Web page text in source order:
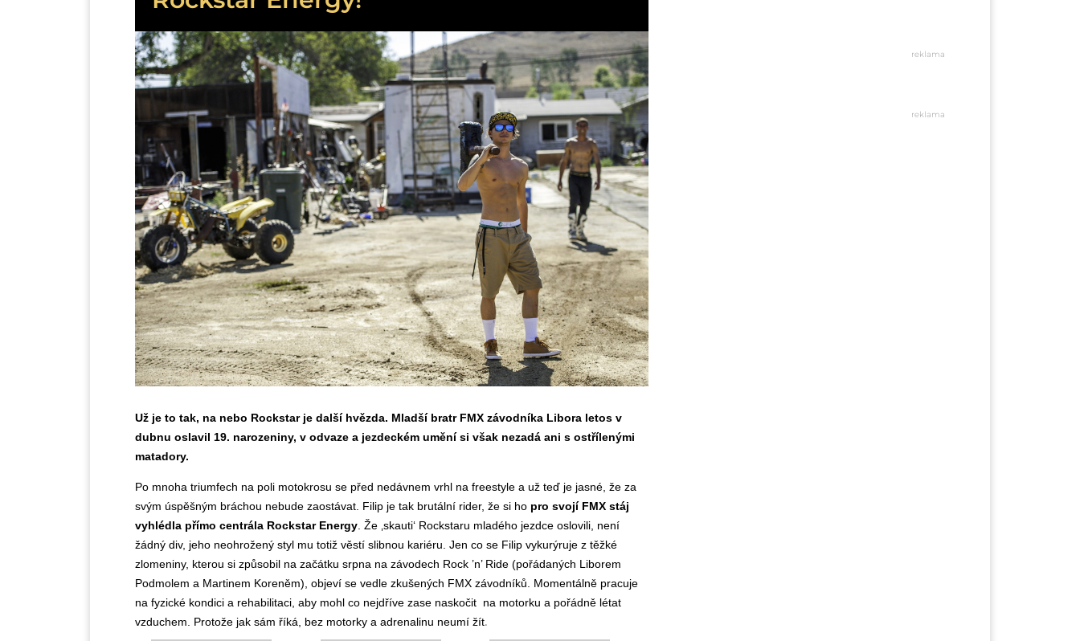
Už je to tak, na nebo Rockstar je další hvězda. Mladší bratr FMX závodníka Libora letos v
dubnu oslavil 19. narozeniny, v odvaze a jezdeckém umění si však nezadá ani s ostřílenými
matadory.
Po mnoha triumfech na poli motokrosu se před nedávnem vrhl na freestyle a už teď je jasné, že za
svým úspěšným bráchou nebude zaostávat. Filip je tak brutální rider, že si ho pro svojí FMX stáj
vyhlédla přímo centrála Rockstar Energy . Že ‚skauti‘ Rockstaru mladého jezdce oslovili, není
žádný div, jeho neohrožený styl mu totiž věstí slibnou kariéru. Jen co se Filip vykurýruje z těžké
zlomeniny, kterou si způsobil na začátku srpna na závodech Rock ’n’ Ride (pořádaných Liborem
Podmolem a Martinem Koreněm), objeví se vedle zkušených FMX závodníků. Momentálně pracuje
na fyzické kondici a rehabilitaci, aby mohl co nejdříve zase naskočit na motorku a pořádně létat
vzduchem. Protože jak sám říká, bez motorky a adrenalinu neumí žít.
reklama
reklama